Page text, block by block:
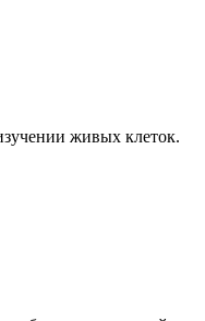
живых клеток.